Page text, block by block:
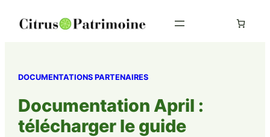
DOCUMENTATIONS PARTENAIRES
Documentation April :
télécharger le guide